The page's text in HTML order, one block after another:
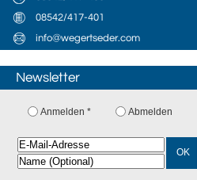
08542/417-401
info@wegertseder.com
Newsletter
Anmelden * Abmelden
OK